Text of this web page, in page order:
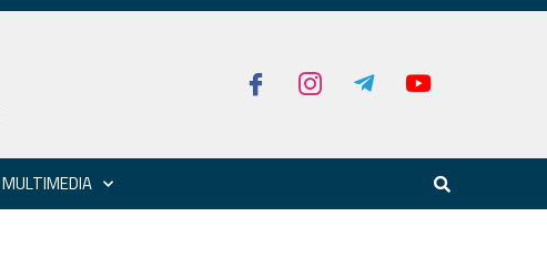
MULTIMEDIA